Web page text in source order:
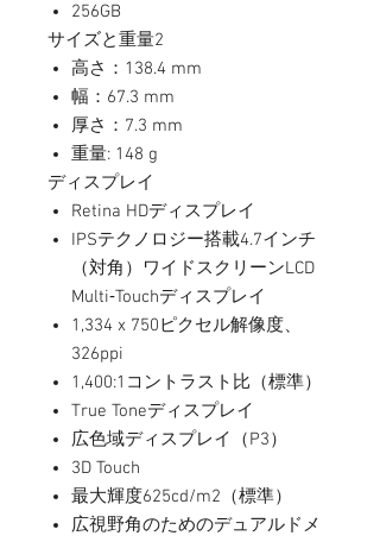
256GB
サイズと重量2
高さ：138.4 mm
幅：67.3 mm
厚さ：7.3 mm
重量: 148 g
ディスプレイ
Retina HDディスプレイ
IPSテクノロジー搭載4.7インチ
（対角）ワイドスクリーンLCD
Multi‑Touchディスプレイ
1,334 x 750ピクセル解像度、
326ppi
1,400:1コントラスト比（標準）
True Toneディスプレイ
広色域ディスプレイ（P3）
3D Touch
最大輝度625cd/m2（標準）
広視野角のためのデュアルドメ